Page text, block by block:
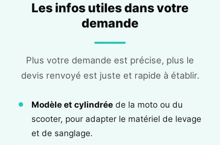
Les infos utiles dans votre
demande
Plus votre demande est précise, plus le
devis renvoyé est juste et rapide à établir.
Modèle et cylindrée de la moto ou du
scooter, pour adapter le matériel de levage
et de sanglage.